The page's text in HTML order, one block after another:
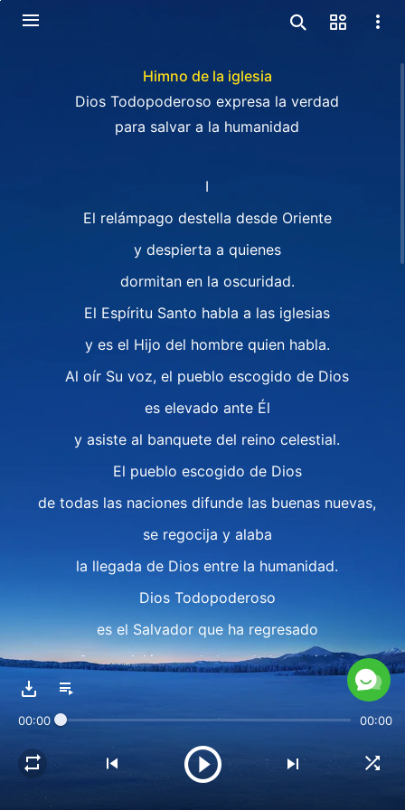
Himno de la iglesia
Dios Todopoderoso expresa la verdad
para salvar a la humanidad
I
El relámpago destella desde Oriente
y despierta a quienes
dormitan en la oscuridad.
El Espíritu Santo habla a las iglesias
y es el Hijo del hombre quien habla.
Al oír Su voz, el pueblo escogido de Dios
es elevado ante Él
y asiste al banquete del reino celestial.
El pueblo escogido de Dios
de todas las naciones difunde las buenas nuevas,
se regocija y alaba
la llegada de Dios entre la humanidad.
Dios Todopoderoso
es el Salvador que ha regresado
y Su aparición trae la luz a la humanidad.
y salvar a la humanidad,
purificando nuestras actitudes corruptas.
Nos salvamos a través del juicio
00:00 00:00